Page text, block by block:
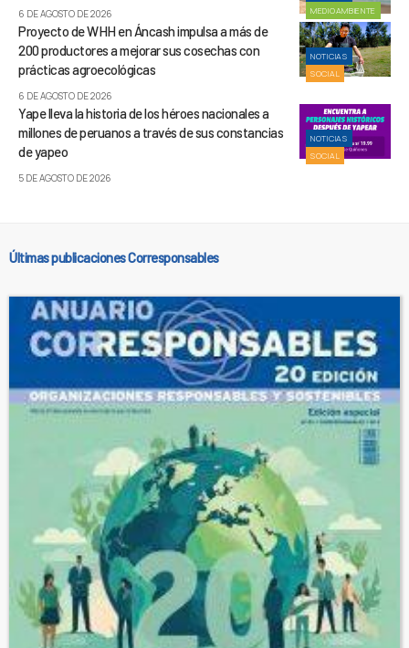
MEDIOAMBIENTE
6 DE AGOSTO DE 2026
NOTICIAS
SOCIAL
Proyecto de WHH en Áncash impulsa a más de
200 productores a mejorar sus cosechas con
prácticas agroecológicas
6 DE AGOSTO DE 2026
NOTICIAS
SOCIAL
Yape lleva la historia de los héroes nacionales a
millones de peruanos a través de sus constancias
de yapeo
5 DE AGOSTO DE 2026
Últimas publicaciones Corresponsables